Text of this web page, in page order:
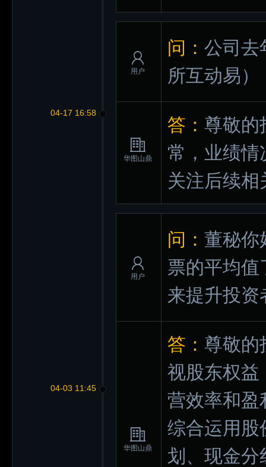
04-17 16:58
用户
问： 公司去
所互动易）
华图山鼎
答： 尊敬的
常，业绩情
关注后续
04-03 11:45
用户
问： 董秘你
票的平均
来提升投资
华图山鼎
答： 尊敬的
视股东权益
营效率和盈
综合运用股
划、现金分